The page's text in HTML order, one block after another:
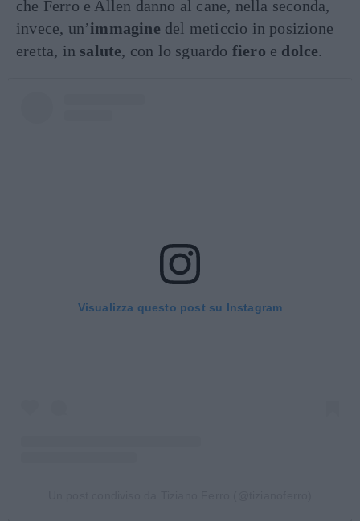
che Ferro e Allen danno al cane, nella seconda,
invece, un’immagine del meticcio in posizione
eretta, in salute, con lo sguardo fiero e dolce.
Visualizza questo post su Instagram